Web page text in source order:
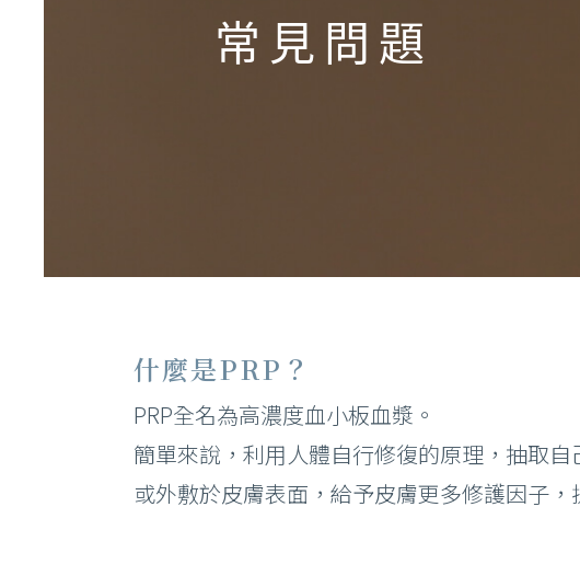
光纖雷射常見問題
什麼是PRP？
PRP全名為高濃度血小板血漿。
簡單來說，利用人體自行修復的原理，抽取
或外敷於皮膚表面，給予皮膚更多修護因子